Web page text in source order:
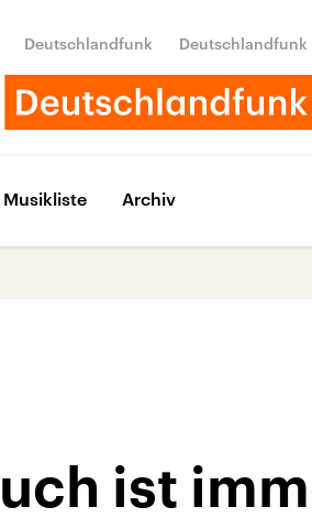
Deutschlandfunk Deutschlandfunk
Musikliste Archiv
ist